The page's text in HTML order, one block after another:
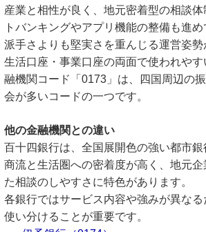
産業と相性が良く、地元密着型の相談
トバンキングやアプリ機能の整備も進め
派手さよりも堅実さを重んじる運営姿
生活口座・事業口座の両面で使われや
融機関コード「0173」は、四国周辺の
会が多いコードの一つです。
他の金融機関との違い
百十四銀行は、全国展開色の強い都市
商流と生活圏への密着度が高く、地元
た相談のしやすさに特色があります。
各銀行ではサービス内容や強みが異な
使い分けることが重要です。